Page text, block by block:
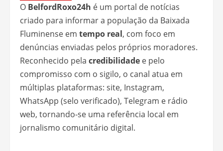
O BelfordRoxo24h é um portal de notícias
criado para informar a população da Baixada
Fluminense em tempo real, com foco em
denúncias enviadas pelos próprios moradores.
Reconhecido pela credibilidade e pelo
compromisso com o sigilo, o canal atua em
múltiplas plataformas: site, Instagram,
WhatsApp (selo verificado), Telegram e rádio
web, tornando-se uma referência local em
jornalismo comunitário digital.